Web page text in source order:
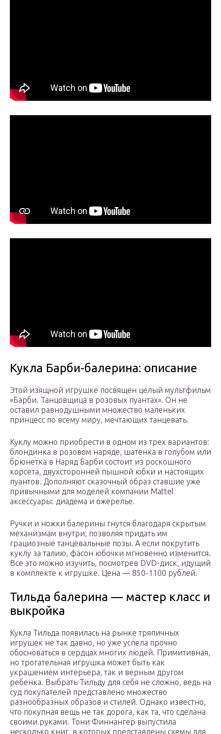
Кукла Барби-балерина: описание
Этой изящной игрушке посвящен целый мультфильм
«Барби. Танцовщица в розовых пуантах». Он не
оставил равнодушными множество маленьких
принцесс по всему миру, мечтающих танцевать.
Куклу можно приобрести в одном из трех вариантов:
блондинка в розовом наряде, шатенка в голубом или
брюнетка в Наряд Барби состоит из роскошного
корсета, двухсторонней пышной юбки и настоящих
пуантов. Дополняют сказочный образ ставшие уже
привычными для моделей компании Mattel
аксессуары: диадема и ожерелье.
Ручки и ножки балерины гнутся благодаря скрытым
механизмам внутри, позволяя придать им
грациозные танцевальные позы. А если покрутить
куклу за талию, фасон юбочки мгновенно изменится.
Все это можно изучить, посмотрев DVD-диск, идущий
в комплекте к игрушке. Цена — 850-1100 рублей.
Тильда балерина — мастер класс и
выкройка
Кукла Тильда появилась на рынке тряпичных
игрушек не так давно, но уже успела прочно
обосноваться в сердцах многих людей. Примитивная,
но трогательная игрушка может быть как
украшением интерьера, так и верным другом
ребенка. Выбрать Тильду для себя не сложно, ведь на
суд покупателей представлено множество
разнообразных образов и стилей. Однако известно,
что покупная вещь не так дорога, как та, что сделана
своими руками. Тони Финнангер выпустила
несколько книг, в которых представлены схемы для